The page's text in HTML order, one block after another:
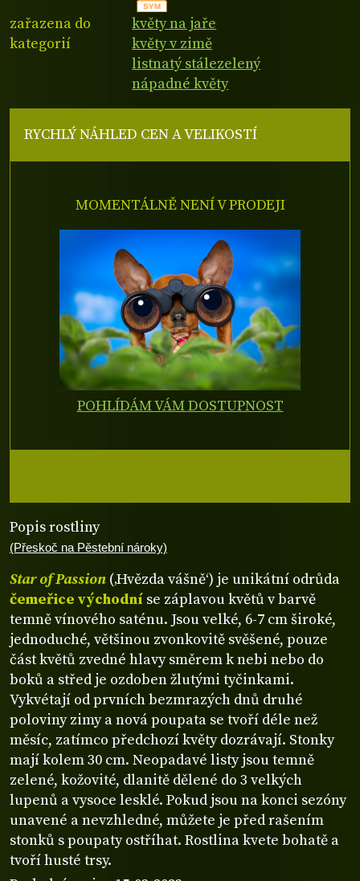
zařazena do
kategorií
květy na jaře
květy v zimě
listnatý stálezelený
nápadné květy
Popis rostliny
(Přeskoč na Pěstební nároky)
Star of Passion (‚Hvězda vášně‘) je unikátní odrůda
čemeřice východní se záplavou květů v barvě
temně vínového saténu. Jsou velké, 6-7 cm široké,
jednoduché, většinou zvonkovitě svěšené, pouze
část květů zvedné hlavy směrem k nebi nebo do
boků a střed je ozdoben žlutými tyčinkami.
Vykvétají od prvních bezmrazých dnů druhé
poloviny zimy a nová poupata se tvoří déle než
měsíc, zatímco předchozí květy dozrávají. Stonky
mají kolem 30 cm. Neopadavé listy jsou temně
zelené, kožovité, dlanitě dělené do 3 velkých
lupenů a vysoce lesklé. Pokud jsou na konci sezóny
unavené a nevzhledné, můžete je před rašením
stonků s poupaty ostříhat. Rostlina kvete bohatě a
tvoří husté trsy.
RYCHLÝ NÁHLED CEN A VELIKOSTÍ
MOMENTÁLNĚ NENÍ V PRODEJI
POHLÍDÁM VÁM DOSTUPNOST